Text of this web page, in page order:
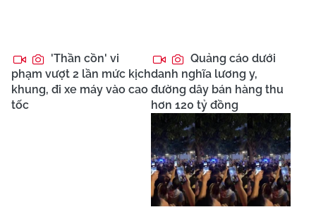
'Thần cồn' vi
phạm vượt 2 lần mức kịch
khung, đi xe máy vào cao
tốc
Quảng cáo dưới
danh nghĩa lương y,
đường dây bán hàng thu
hơn 120 tỷ đồng